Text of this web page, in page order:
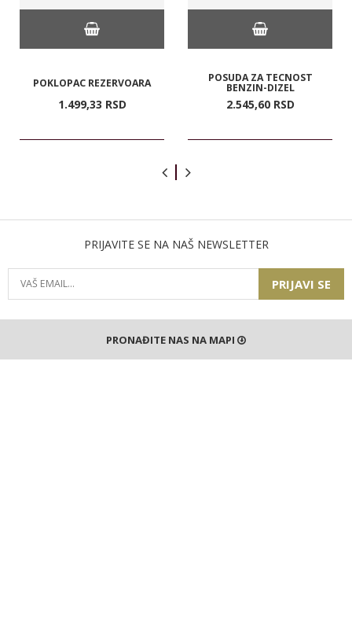
POKLOPAC REZERVOARA
1.499,33 RSD
POSUDA ZA TECNOST
BENZIN-DIZEL
2.545,60 RSD
PRIJAVITE SE NA NAŠ NEWSLETTER
PRIJAVI SE
PRONAĐITE NAS NA MAPI